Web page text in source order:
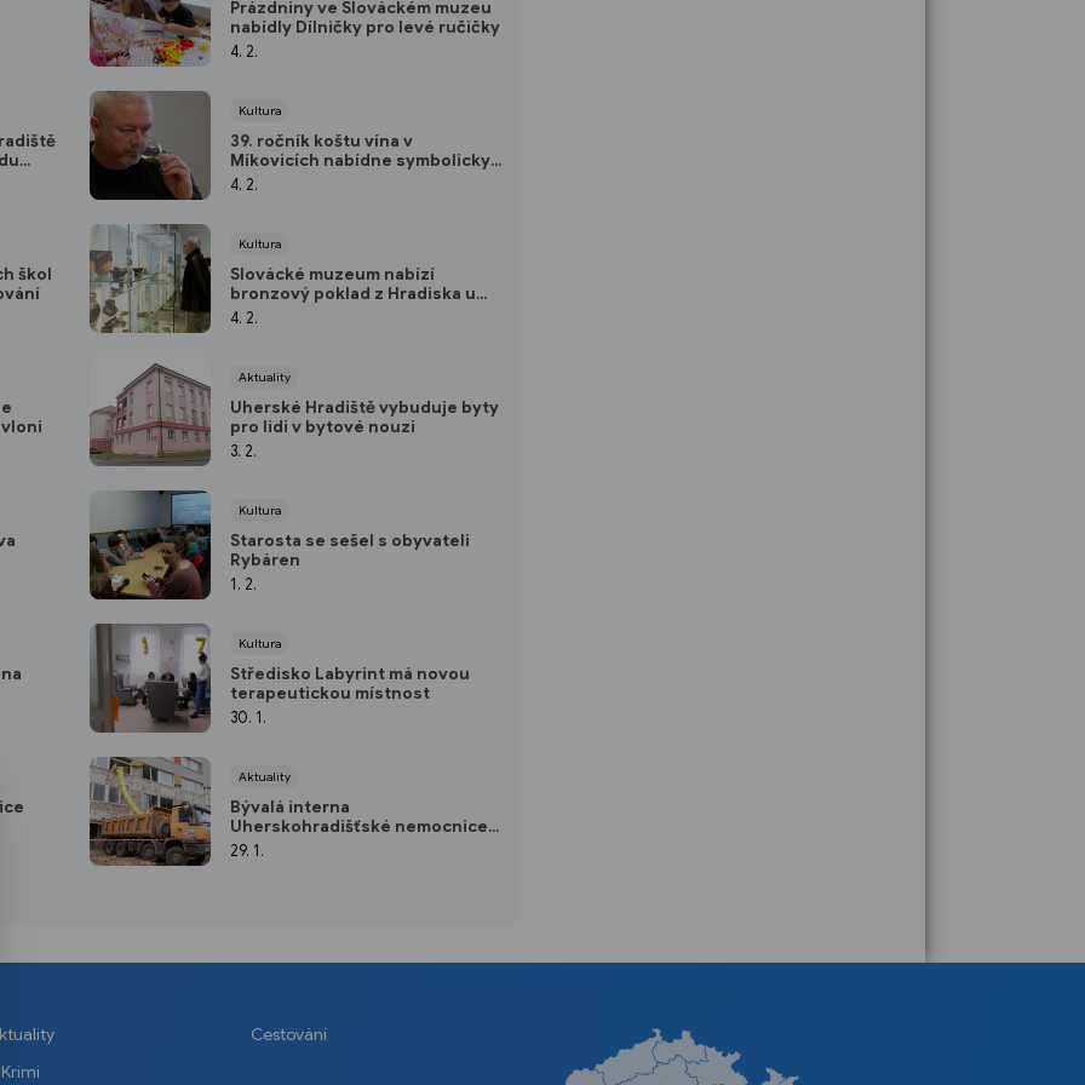
škol
Prázdniny ve Slováckém muzeu
nabídly Dílničky pro levé ručičky
4. 2.
Kultura
39. ročník koštu vína v
Míkovicích nabídne symbolicky
390 vzorků vín
4. 2.
Kultura
Slovácké muzeum nabízí
bronzový poklad z Hradiska u
Kroměříže
4. 2.
Aktuality
Uherské Hradiště vybuduje byty
pro lidi v bytové nouzi
3. 2.
Kultura
Starosta se sešel s obyvateli
Rybáren
1. 2.
Kultura
Středisko Labyrint má novou
terapeutickou místnost
30. 1.
Aktuality
Bývalá interna
Uherskohradišťské nemocnice
prochází modernizací
29. 1.
Krimi
Cestování